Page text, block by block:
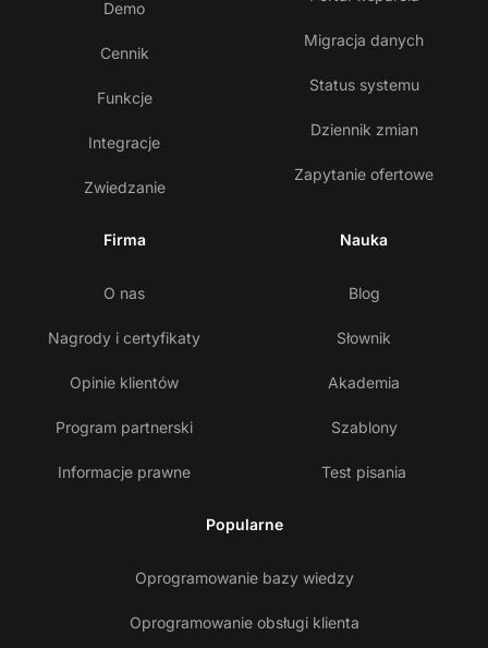
Demo
Cennik
Funkcje
Integracje
Zwiedzanie
Migracja danych
Status systemu
Dziennik zmian
Zapytanie ofertowe
Firma
O nas
Nagrody i certyfikaty
Opinie klientów
Program partnerski
Informacje prawne
Nauka
Blog
Słownik
Akademia
Szablony
Test pisania
Popularne
Oprogramowanie bazy wiedzy
Oprogramowanie obsługi klienta